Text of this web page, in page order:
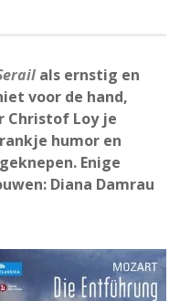
als ernstig en
voor de hand,
Christof Loy je
humor en
Enige
Diana Damrau